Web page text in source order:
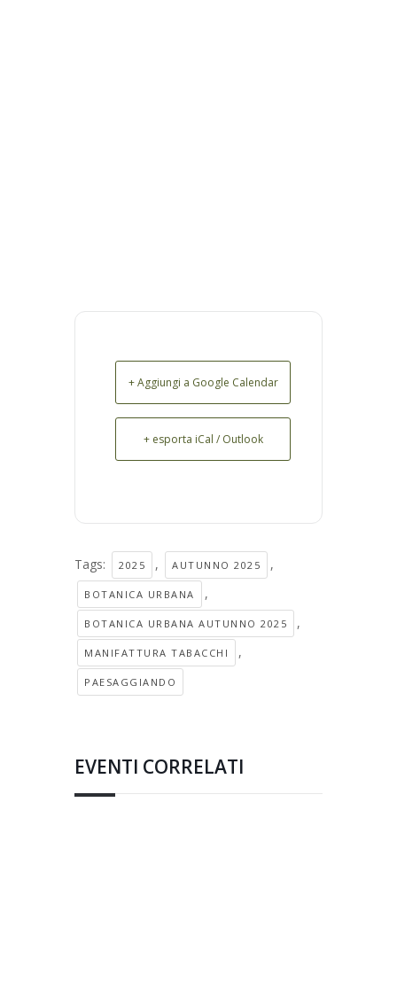
+ Aggiungi a Google Calendar
+ esporta iCal / Outlook
Tags: 2025 , AUTUNNO 2025 ,
BOTANICA URBANA ,
BOTANICA URBANA AUTUNNO 2025 ,
MANIFATTURA TABACCHI ,
PAESAGGIANDO
EVENTI CORRELATI